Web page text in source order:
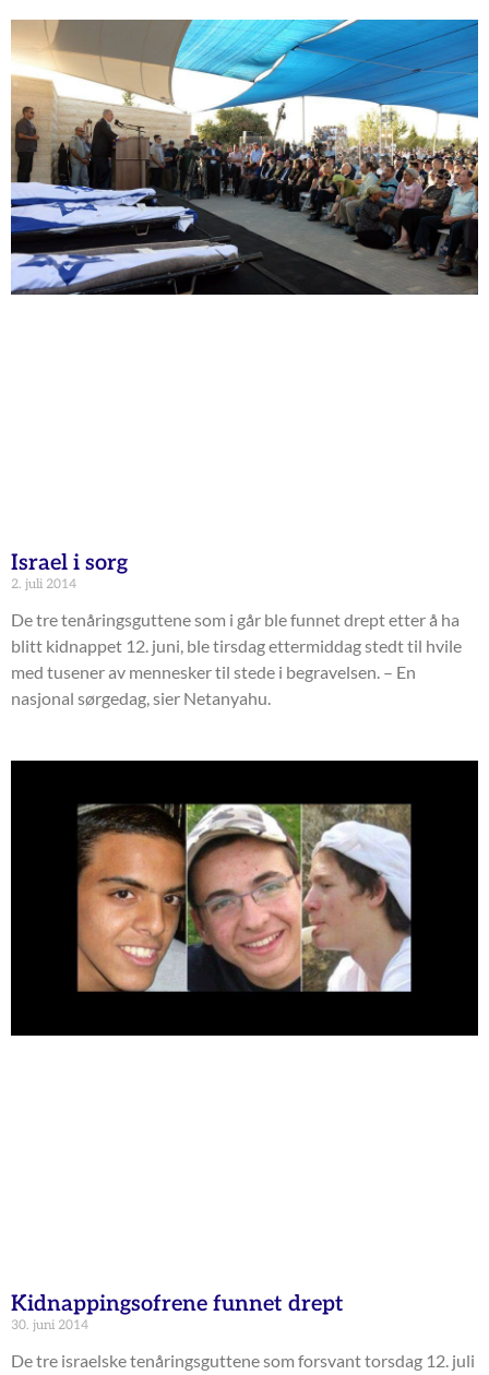
Israel i sorg
2. juli 2014
De tre tenåringsguttene som i går ble funnet drept etter å ha
blitt kidnappet 12. juni, ble tirsdag ettermiddag stedt til hvile
med tusener av mennesker til stede i begravelsen. – En
nasjonal sørgedag, sier Netanyahu.
Kidnappingsofrene funnet drept
30. juni 2014
De tre israelske tenåringsguttene som forsvant torsdag 12. juli